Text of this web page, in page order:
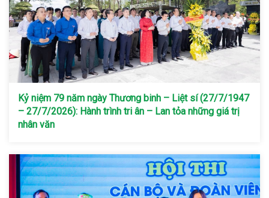
Kỷ niệm 79 năm ngày Thương binh – Liệt sí (27/7/1947
– 27/7/2026): Hành trình tri ân – Lan tỏa những giá trị
nhân văn